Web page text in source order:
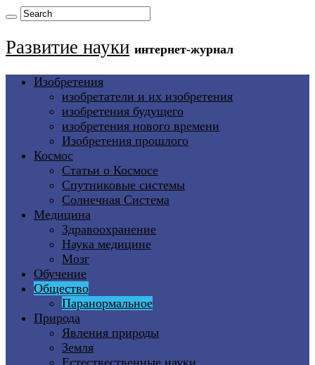
Развитие науки интернет-журнал
Изобретения
изобретатели и их изобретения
изобретения будущего
изобретения нового времени
Изобретения прошлого
Космос
Статьи о Космосе
Спутниковые системы
Солнечная Система
Медицина
Здравоохранение
Наука медицине
Мозг
Обучение
Общество
Паранормальное
Природа
Явления природы
Земля
Естествественные науки